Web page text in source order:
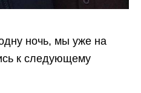
ночь, мы уже на
к следующему